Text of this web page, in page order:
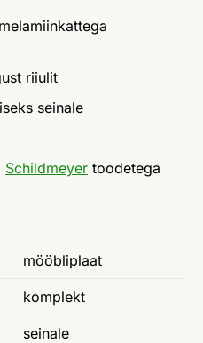
riiulit
seinale
Schildmeyer toodetega
mööbliplaat
komplekt
seinale